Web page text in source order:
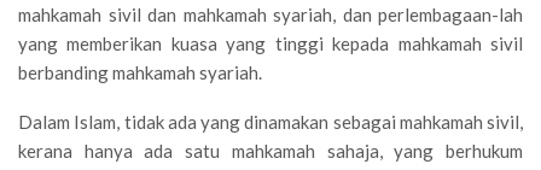
mahkamah sivil dan mahkamah syariah, dan perlembagaan-lah
yang memberikan kuasa yang tinggi kepada mahkamah sivil
berbanding mahkamah syariah.
Dalam Islam, tidak ada yang dinamakan sebagai mahkamah sivil,
kerana hanya ada satu mahkamah sahaja, yang berhukum